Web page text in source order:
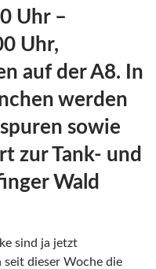
Uhr –
Uhr,
auf der A8. In
werden
sowie
zur Tank- und
Wald
sind ja jetzt
dieser Woche die